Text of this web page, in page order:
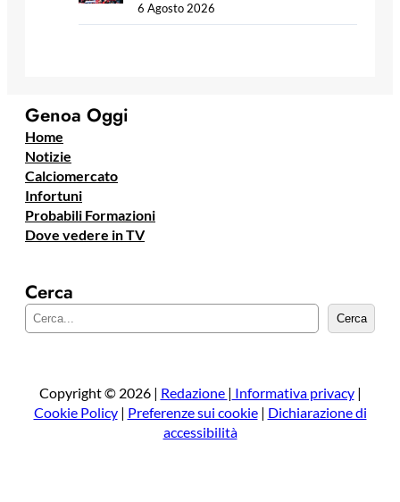
6 Agosto 2026
Genoa Oggi
Home
Notizie
Calciomercato
Infortuni
Probabili Formazioni
Dove vedere in TV
Cerca
e
a
Cerca
Copyright © 2026 | Redazione | Informativa privacy|
Cookie Policy| Preferenze sui cookie| Dichiarazione di
accessibilità